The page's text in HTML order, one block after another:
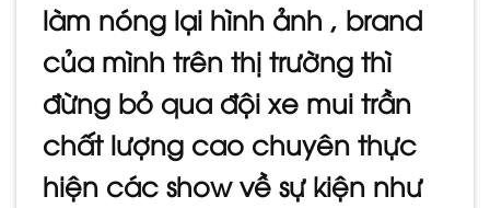
làm nóng lại hình ảnh , brand
của mình trên thị trường thì
đừng bỏ qua đội xe mui trần
chất lượng cao chuyên thực
hiện các show về sự kiện như